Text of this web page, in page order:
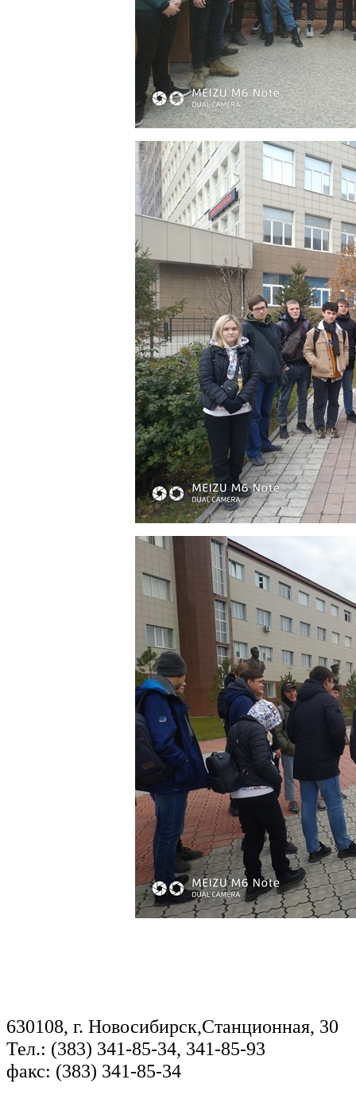
630108, г. Новосибирск,Станционная, 30
Тел.: (383) 341-85-34, 341-85-93
факс: (383) 341-85-34